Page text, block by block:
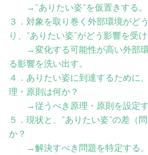
→“ありたい姿”を仮置きする。
３．対象を取り巻く外部環境がど
り、”ありたい姿”がどう影響を受
→変化する可能性が高い外部環
る影響を洗い出す。
４．ありたい姿に到達するために
理・原則は何か？
→従うべき原理・原則を設定す
５．現状と、”ありたい姿”の差（
か？
→解決すべき問題を特定する。